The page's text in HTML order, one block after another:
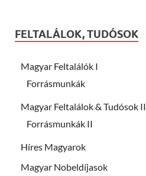
FELTALÁLOK, TUDÓSOK
Magyar Feltalálók I
Forrásmunkák
Magyar Feltalálok & Tudósok II
Forrásmunkák II
Híres Magyarok
Magyar Nobeldíjasok